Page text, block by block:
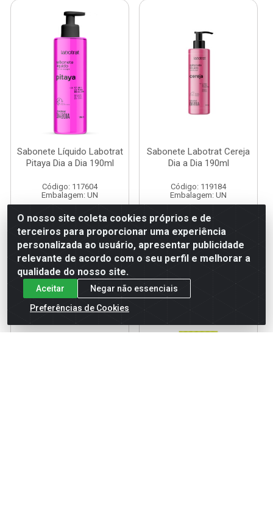
Sabonete Líquido Labotrat
Pitaya Dia a Dia 190ml
Código: 117604
Embalagem: UN
Faça seu login ou
cadastre-se para
ver preços e
Sabonete Labotrat Cereja
Dia a Dia 190ml
Código: 119184
Embalagem: UN
Faça seu login ou
cadastre-se para
ver preços e
O nosso site coleta cookies próprios e de
terceiros para proporcionar uma experiência
personalizada ao usuário, apresentar publicidade
relevante de acordo com o seu perfil e melhorar a
qualidade do nosso site.
Aceitar
Negar não essenciais
Preferências de Cookies